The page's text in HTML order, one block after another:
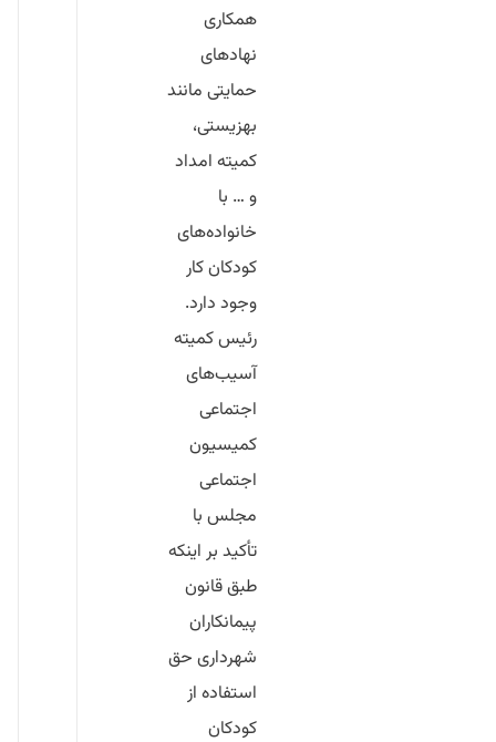
همکاری
نهادهای
حمایتی مانند
بهزیستی،
کمیته امداد
و … با
خانواده‌های
کودکان کار
وجود دارد.
رئیس کمیته
آسیب‌های
اجتماعی
کمیسیون
اجتماعی
مجلس با
تأکید بر اینکه
طبق قانون
پیمانکاران
شهرداری حق
استفاده از
کودکان